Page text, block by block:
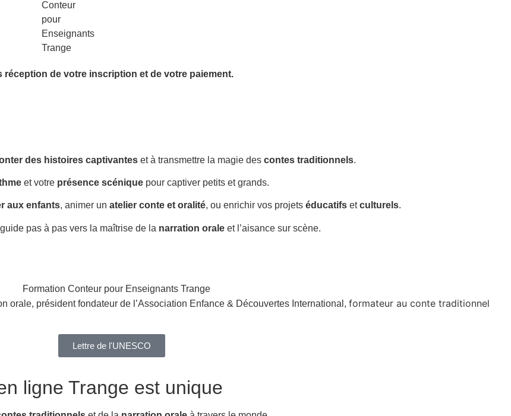
réception de votre inscription et de votre paiement.
des histoires captivantes et à transmettre la magie des contes traditionnels.
et votre présence scénique pour captiver petits et grands.
aux enfants, animer un atelier conte et oralité, ou enrichir vos projets éducatifs etculturels.
pas à pas vers la maîtrise de la narration orale et l’aisance sur scène.
orale, président fondateur de l’Association Enfance & Découvertes International, formateur au conte traditionnel
Lettre de l'UNESCO
ligne Trange est unique